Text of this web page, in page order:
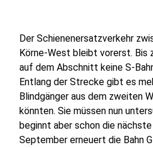
Der Schienenersatzverkehr
Körne-West bleibt vorerst. Bis
auf dem Abschnitt keine S-
Entlang der Strecke gibt es
Blindgänger aus dem zweiten
könnten. Sie müssen nun
beginnt aber schon die nächste
September erneuert die Bahn